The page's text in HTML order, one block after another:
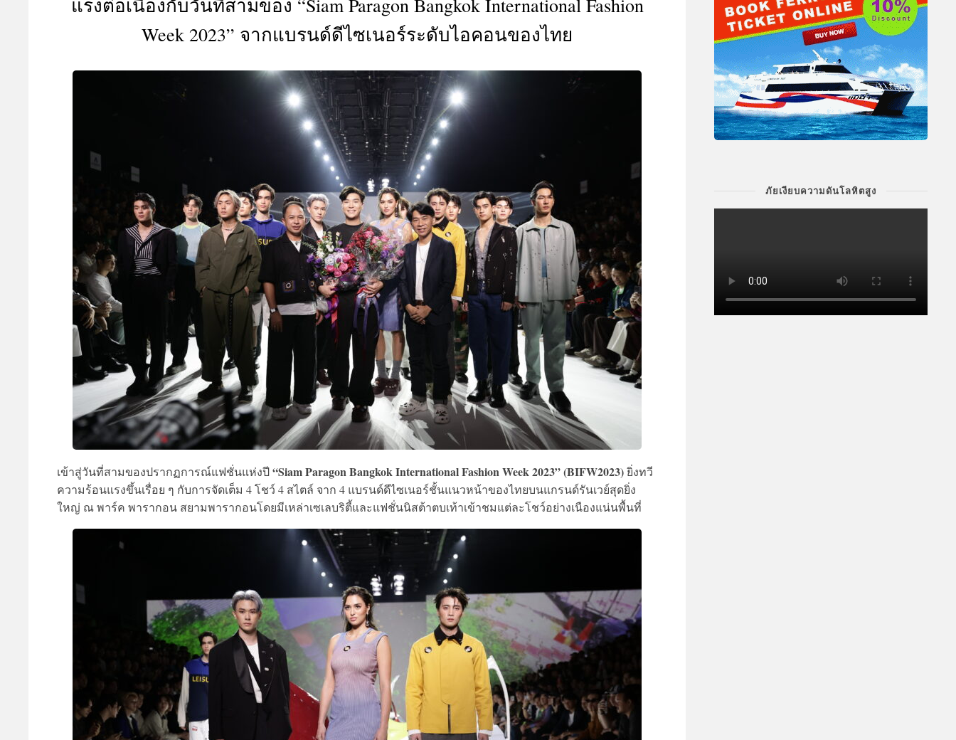
ACTIVITIES
&
DEAL
แรงต่อเนื่องกับวันที่สามของ “Siam Paragon Bangkok International Fashion
Week 2023” จากแบรนด์ดีไซเนอร์ระดับไอคอนของไทย
เข้าสู่วันที่สามของปรากฏการณ์แฟชั่นแห่งปี“Siam Paragon Bangkok International Fashion Week 2023” (BIFW2023)ยิ่งทวี
ความร้อนแรงขึ้นเรื่อย ๆ กับการจัดเต็ม 4 โชว์ 4 สไตล์ จาก 4 แบรนด์ดีไซเนอร์ชั้นแนวหน้าของไทยบนแกรนด์รันเวย์สุดยิ่ง
ใหญ่ ณ พาร์ค พารากอน สยามพารากอนโดยมีเหล่าเซเลบริตี้และแฟชั่นนิสต้าตบเท้าเข้าชมแต่ละโชว์อย่างเนืองแน่นพื้นที่
ภัยเงียบความดันโลหิตสูง